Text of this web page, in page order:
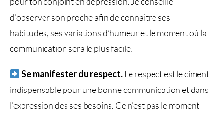
d’observer son proche afin de connaitre ses
habitudes, ses variations d’humeur et le moment où la
communication sera le plus facile.
Se manifester du respect.Le respect est le ciment
indispensable pour une bonne communication et dans
l’expression des ses besoins. Ce n’est pas le moment